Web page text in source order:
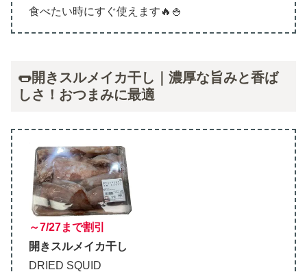
食べたい時にすぐ使えます🔥🍚
🌭開きスルメイカ干し｜濃厚な旨みと香ば
しさ！おつまみに最適
～7/27まで割引
開きスルメイカ干し
DRIED SQUID